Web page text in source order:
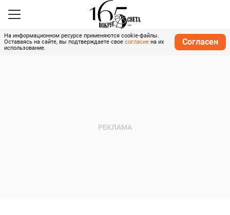
На информационном ресурсе применяются cookie-файлы.
Оставаясь на сайте, вы подтверждаете свое согласие на их
использование.
Согласен